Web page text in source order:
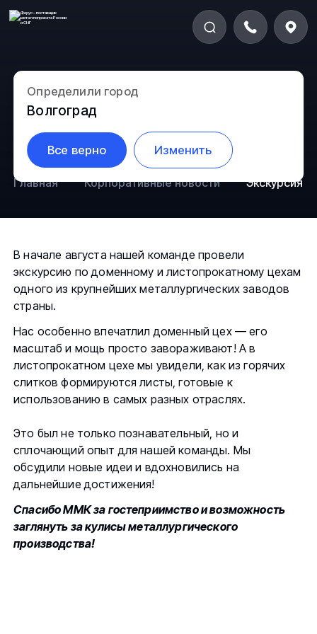
Определили город
Волгоград
Все верно Изменить
Экскурсия по заводу ММК
Корпоративные новости 3 Августа 8881
Главная Корпоративные новости Экскурсия
В начале августа нашей команде провели
экскурсию по доменному и листопрокатному цехам
одного из крупнейших металлургических заводов
страны.
Нас особенно впечатлил доменный цех — его
масштаб и мощь просто завораживают! А в
листопрокатном цехе мы увидели, как из горячих
слитков формируются листы, готовые к
использованию в самых разных отраслях.
Это был не только познавательный, но и
сплочающий опыт для нашей команды. Мы
обсудили новые идеи и вдохновились на
дальнейшие достижения!
Спасибо ММК за гостеприимство и возможность
заглянуть за кулисы металлургического
производства!